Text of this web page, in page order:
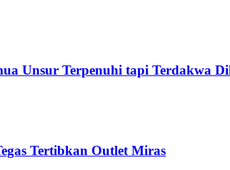
Unsur Terpenuhi tapi Terdakwa
Tertibkan Outlet Miras